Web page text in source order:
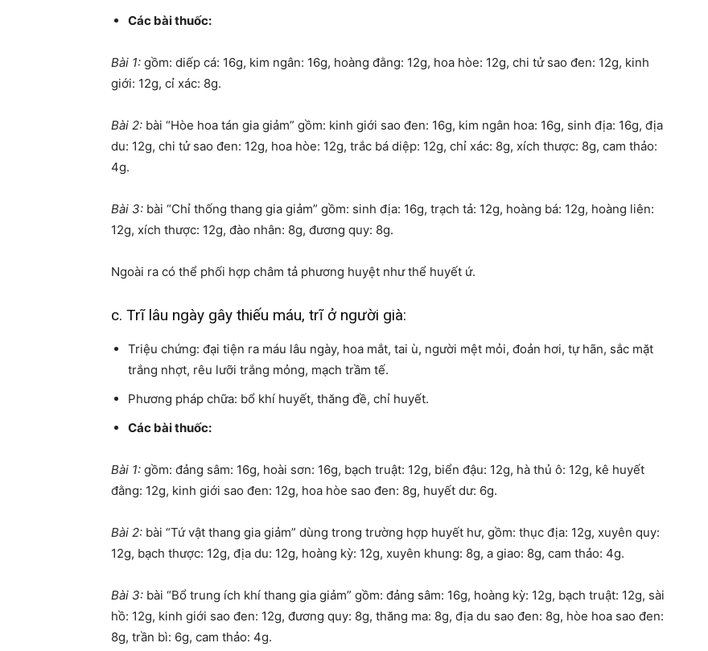
Các bài thuốc:
Bài 1: gồm: diếp cá: 16g, kim ngân: 16g, hoàng đằng: 12g, hoa hòe: 12g, chi tử sao đen: 12g, kinh
giới: 12g, cỉ xác: 8g.
Bài 2: bài “Hòe hoa tán gia giảm” gồm: kinh giới sao đen: 16g, kim ngân hoa: 16g, sinh địa: 16g, địa
du: 12g, chi tử sao đen: 12g, hoa hòe: 12g, trắc bá diệp: 12g, chỉ xác: 8g, xích thược: 8g, cam thảo:
4g.
Bài 3: bài “Chỉ thống thang gia giảm” gồm: sinh địa: 16g, trạch tả: 12g, hoàng bá: 12g, hoàng liên:
12g, xích thược: 12g, đào nhân: 8g, đương quy: 8g.
Ngoài ra có thể phối hợp châm tả phương huyệt như thể huyết ứ.
c. Trĩ lâu ngày gây thiếu máu, trĩ ở người già:
Triệu chứng: đại tiện ra máu lâu ngày, hoa mắt, tai ù, người mệt mỏi, đoản hơi, tự hãn, sắc mặt
trắng nhợt, rêu lưỡi trắng mỏng, mạch trầm tế.
Phương pháp chữa: bổ khí huyết, thăng đề, chỉ huyết.
Các bài thuốc:
Bài 1: gồm: đảng sâm: 16g, hoài sơn: 16g, bạch truật: 12g, biển đậu: 12g, hà thủ ô: 12g, kê huyết
đằng: 12g, kinh giới sao đen: 12g, hoa hòe sao đen: 8g, huyết dư: 6g.
Bài 2: bài “Tứ vật thang gia giảm” dùng trong trường hợp huyết hư, gồm: thục địa: 12g, xuyên quy:
12g, bạch thược: 12g, địa du: 12g, hoàng kỳ: 12g, xuyên khung: 8g, a giao: 8g, cam thảo: 4g.
Bài 3: bài “Bổ trung ích khí thang gia giảm” gồm: đảng sâm: 16g, hoàng kỳ: 12g, bạch truật: 12g, sài
hồ: 12g, kinh giới sao đen: 12g, đương quy: 8g, thăng ma: 8g, địa du sao đen: 8g, hòe hoa sao đen:
8g, trần bì: 6g, cam thảo: 4g.